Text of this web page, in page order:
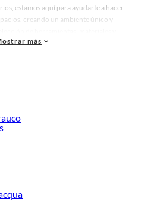
estamos aquí para ayudarte a hacer
creando un ambiente único y
a crear un espacio más tú.
de decoración, estamos aquí para hacer
todo lo que tenemos para ofrecerte en
de Cocina Industrial en Sodimac
de calidad para tus proyectos y
descubre todo lo que tenemos para
de Cocina Industrial en Sodimac.
proyectos de renovación y decoración.
más